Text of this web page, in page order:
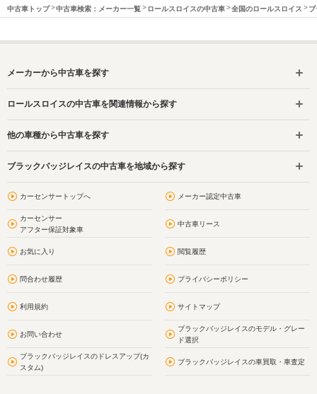
中古車トップ 中古車検索：メーカー一覧 ロールスロイスの中古車 全国のロールスロイス
メーカーから中古車を探す
ロールスロイスの中古車を関連情報から探す
他の車種から中古車を探す
ブラックバッジレイスの中古車を地域から探す
カーセンサートップへ メーカー認定中古車
カーセンサー
アフター保証対象車
中古車リース
お気に入り 閲覧履歴
問合わせ履歴 プライバシーポリシー
利用規約 サイトマップ
お問い合わせ
ブラックバッジレイスのモデル・グレー
ド選択
ブラックバッジレイスのドレスアップ(カ
スタム)
ブラックバッジレイスの車買取・車査定